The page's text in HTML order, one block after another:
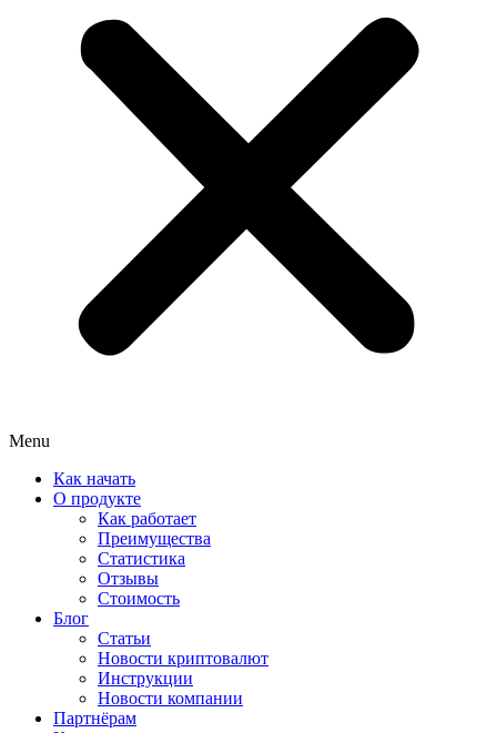
Menu
Как начать
О продукте
Как работает
Преимущества
Статистика
Отзывы
Стоимость
Блог
Статьи
Новости криптовалют
Инструкции
Новости компании
Партнёрам